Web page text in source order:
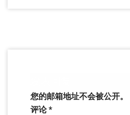
您的邮箱地址不会被公开。
评论*